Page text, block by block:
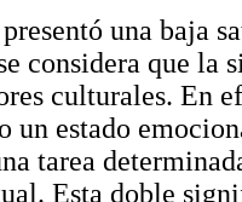
una baja
considera que
culturales. En
un estado
tarea
Esta doble